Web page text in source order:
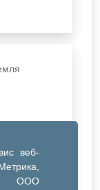
веб-
ООО